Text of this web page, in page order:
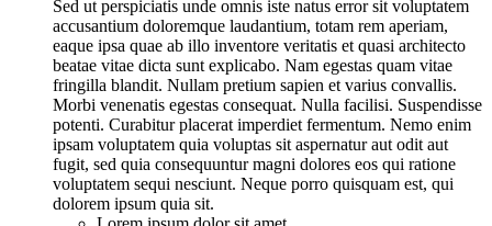
Sed ut perspiciatis unde omnis iste natus error sit voluptatem
accusantium doloremque laudantium, totam rem aperiam,
eaque ipsa quae ab illo inventore veritatis et quasi architecto
beatae vitae dicta sunt explicabo. Nam egestas quam vitae
fringilla blandit. Nullam pretium sapien et varius convallis.
Morbi venenatis egestas consequat. Nulla facilisi. Suspendisse
potenti. Curabitur placerat imperdiet fermentum. Nemo enim
ipsam voluptatem quia voluptas sit aspernatur aut odit aut
fugit, sed quia consequuntur magni dolores eos qui ratione
voluptatem sequi nesciunt. Neque porro quisquam est, qui
dolorem ipsum quia sit.